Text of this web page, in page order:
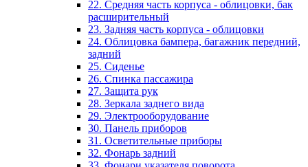
22. Средняя часть корпуса - облицовки, бак
расширительный
23. Задняя часть корпуса - облицовки
24. Облицовка бампера, багажник передний,
задний
25. Сиденье
26. Спинка пассажира
27. Защита рук
28. Зеркала заднего вида
29. Электрооборудование
30. Панель приборов
31. Oсветительные приборы
32. Фонарь задний